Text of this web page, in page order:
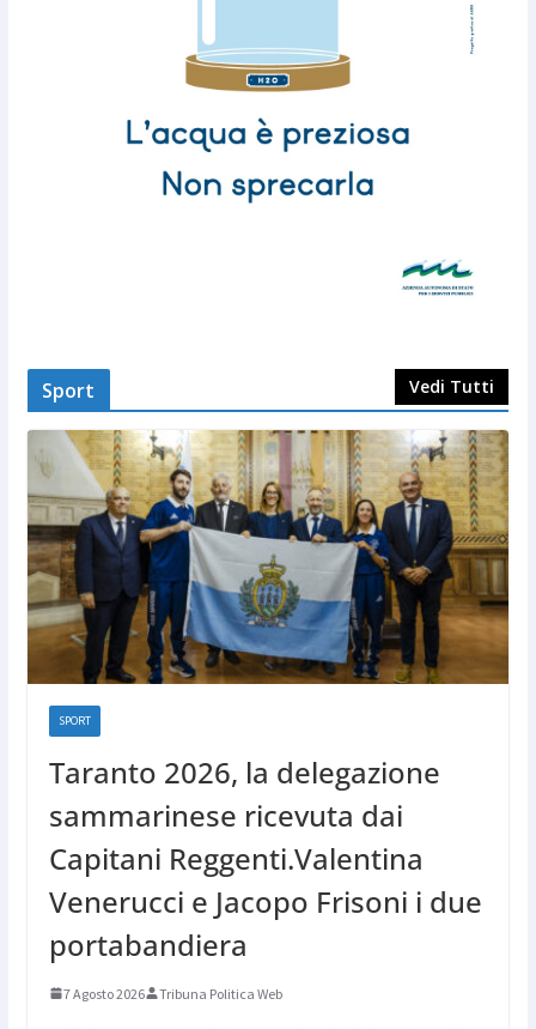
Sport Vedi Tutti
SPORT
Taranto 2026, la delegazione
sammarinese ricevuta dai
Capitani Reggenti.Valentina
Venerucci e Jacopo Frisoni i due
portabandiera
7 Agosto 2026 Tribuna Politica Web